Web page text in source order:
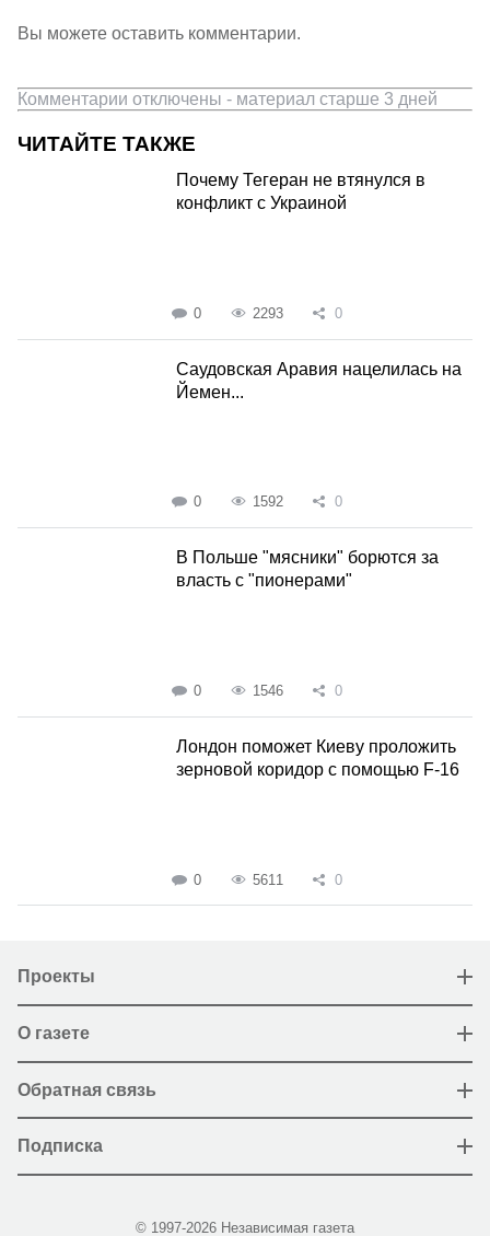
Вы можете оставить комментарии.
Комментарии отключены - материал старше 3 дней
ЧИТАЙТЕ ТАКЖЕ
Почему Тегеран не втянулся в
конфликт с Украиной
0 2293 0
Саудовская Аравия нацелилась на
Йемен...
0 1592 0
В Польше "мясники" борются за
власть с "пионерами"
0 1546 0
Лондон поможет Киеву проложить
зерновой коридор с помощью F-16
0 5611 0
Проекты
О газете
Обратная связь
Подписка
© 1997-2026 Независимая газета